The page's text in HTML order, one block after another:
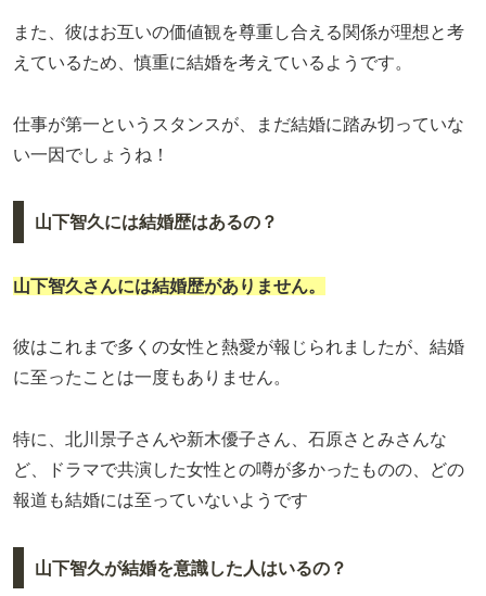
また、彼はお互いの価値観を尊重し合える関係が理想と考
えているため、慎重に結婚を考えているようです。
仕事が第一というスタンスが、まだ結婚に踏み切っていな
い一因でしょうね！
山下智久には結婚歴はあるの？
山下智久さんには結婚歴がありません。
彼はこれまで多くの女性と熱愛が報じられましたが、結婚
に至ったことは一度もありません。
特に、北川景子さんや新木優子さん、石原さとみさんな
ど、ドラマで共演した女性との噂が多かったものの、どの
報道も結婚には至っていないようです
山下智久が結婚を意識した人はいるの？